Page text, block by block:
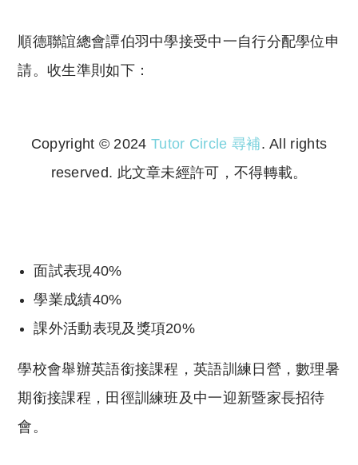
順德聯誼總會譚伯羽中學接受中一自行分配學位申
請。收生準則如下：
Copyright © 2024 Tutor Circle 尋補. All rights
reserved. 此文章未經許可，不得轉載。
面試表現40%
學業成績40%
課外活動表現及獎項20%
學校會舉辦英語銜接課程，英語訓練日營，數理暑
期銜接課程，田徑訓練班及中一迎新暨家長招待
會。